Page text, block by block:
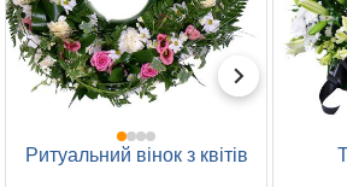
Ритуальний вінок з квітів